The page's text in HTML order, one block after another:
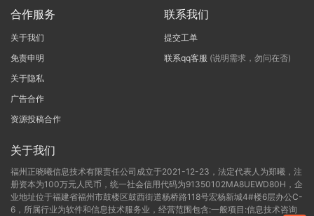
合作服务
关于我们
免责申明
关于隐私
广告合作
资源投稿合作
联系我们
提交工单
联系qq客服 (说明需求，勿问在否)
关于我们
福州正晓曦信息技术有限责任公司成立于2021-12-23，法定代表人为郑曦，注
册资本为100万元人民币，统一社会信用代码为91350102MA8UEWD80H，企
业地址位于福建省福州市鼓楼区鼓西街道杨桥路118号宏杨新城4#楼6层办公C-
6，所属行业为软件和信息技术服务业，经营范围包含:一般项目:信息技术咨询